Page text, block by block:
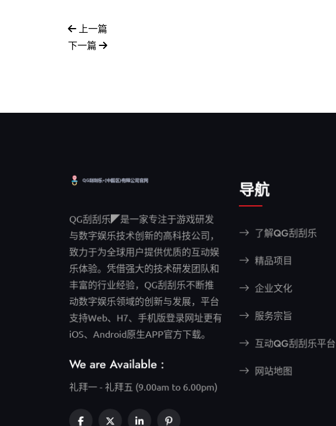
上一篇
下一篇
QG刮刮乐◤是一家专注于游戏研发
与数字娱乐技术创新的高科技公司，
致力于为全球用户提供优质的互动娱
乐体验。凭借强大的技术研发团队和
丰富的行业经验，QG刮刮乐不断推
动数字娱乐领域的创新与发展，平台
支持Web、H7、手机版登录网址更有
iOS、Android原生APP官方下载。
We are Available :
礼拜一 - 礼拜五 (9.00am to 6.00pm)
导航
了解QG刮刮乐
精品项目
企业文化
服务宗旨
互动QG刮刮乐平台
网站地图